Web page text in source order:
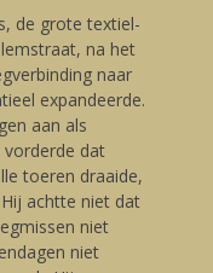
de grote textiel-
na het
naar
expandeerde.
aan als
vorderde dat
toeren draaide,
achtte niet dat
niet
niet